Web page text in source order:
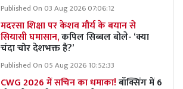
Published On 03 Aug 2026 07:06:12
मदरसा शिक्षा पर केशव मौर्य के बयान से
सियासी घमासान,कपिल सिब्बल बोले- ‘क्या
चंदा चोर देशभक्त हैं?’
Published On 05 Aug 2026 10:52:33
CWG 2026 में सचिन का धमाका!बॉक्सिंग में 6